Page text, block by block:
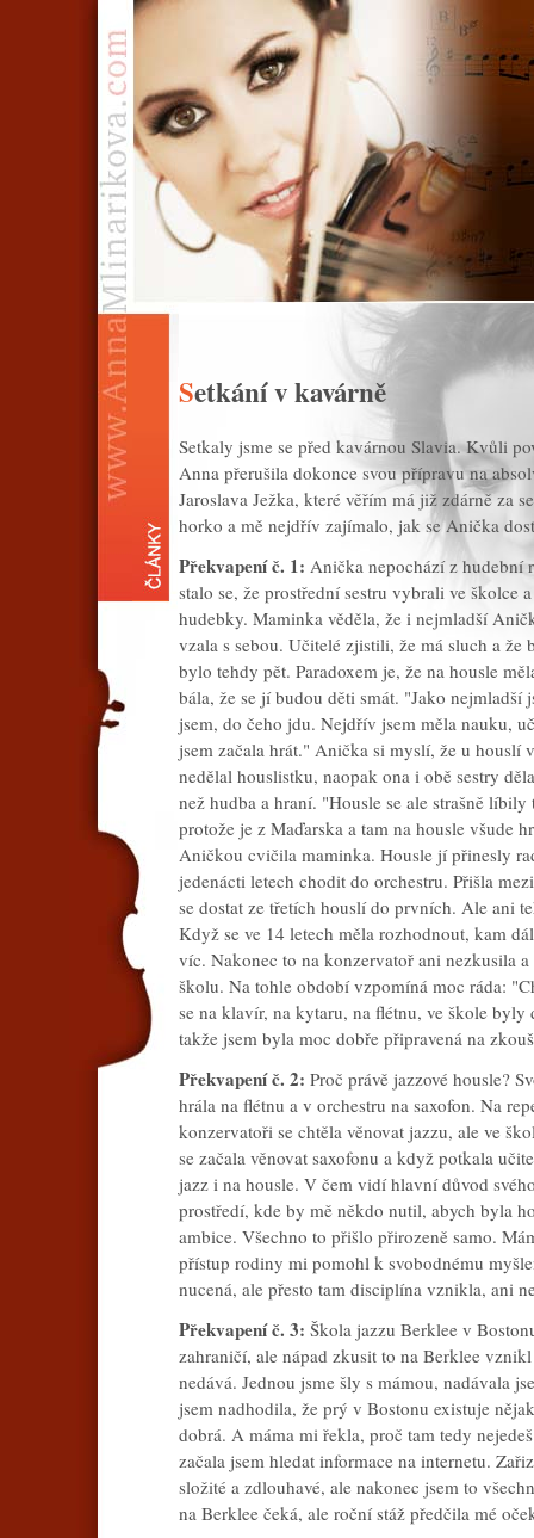
Setkání v kavárně
Setkaly jsme se před kavárnou Slavia. Kvůli
Anna přerušila dokonce svou přípravu na
Jaroslava Ježka, které věřím má již zdárně za
horko a mě nejdřív zajímalo, jak se Anička
Překvapení č. 1: Anička nepochází z hudební
stalo se, že prostřední sestru vybrali ve školce
hudebky. Maminka věděla, že i nejmladší
vzala s sebou. Učitelé zjistili, že má sluch a že
bylo tehdy pět. Paradoxem je, že na housle
bála, že se jí budou děti smát. "Jako nejmladší
jsem, do čeho jdu. Nejdřív jsem měla nauku,
jsem začala hrát." Anička si myslí, že u houslí
nedělal houslistku, naopak ona i obě sestry
než hudba a hraní. "Housle se ale strašně
protože je z Maďarska a tam na housle všude
Aničkou cvičila maminka. Housle jí přinesly
jedenácti letech chodit do orchestru. Přišla
se dostat ze třetích houslí do prvních. Ale ani
Když se ve 14 letech měla rozhodnout, kam
víc. Nakonec to na konzervatoř ani nezkusila
školu. Na tohle období vzpomíná moc ráda:
se na klavír, na kytaru, na flétnu, ve škole
takže jsem byla moc dobře připravená na
Překvapení č. 2: Proč právě jazzové housle?
hrála na flétnu a v orchestru na saxofon. Na
konzervatoři se chtěla věnovat jazzu, ale ve
se začala věnovat saxofonu a když potkala
jazz i na housle. V čem vidí hlavní důvod
prostředí, kde by mě někdo nutil, abych byla
ambice. Všechno to přišlo přirozeně samo.
přístup rodiny mi pomohl k svobodnému
nucená, ale přesto tam disciplína vznikla, ani
Překvapení č. 3: Škola jazzu Berklee v
zahraničí, ale nápad zkusit to na Berklee
nedává. Jednou jsme šly s mámou, nadávala
jsem nadhodila, že prý v Bostonu existuje
dobrá. A máma mi řekla, proč tam tedy
začala jsem hledat informace na internetu.
složité a zdlouhavé, ale nakonec jsem to
na Berklee čeká, ale roční stáž předčila mé